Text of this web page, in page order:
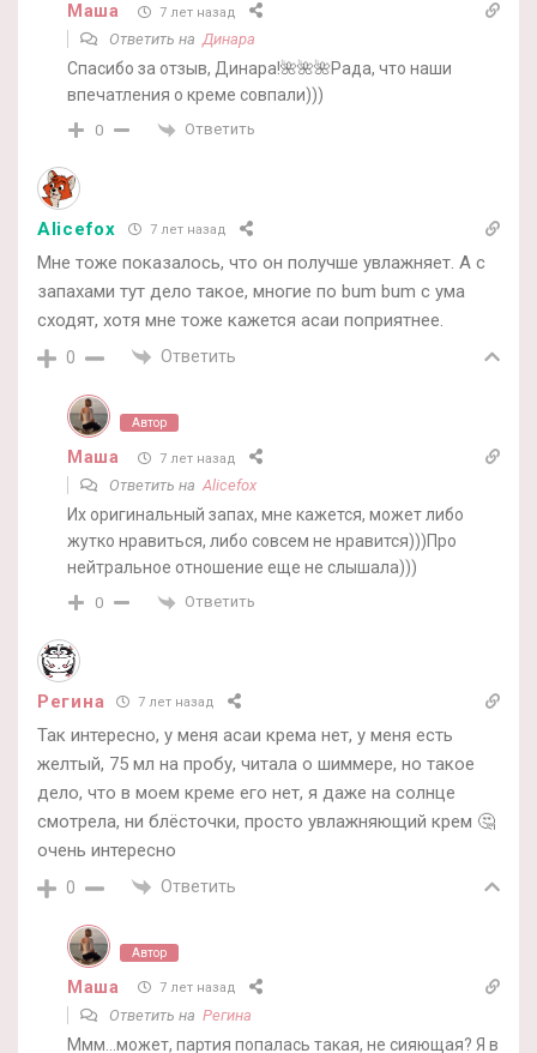
Маша 7 лет назад
Ответить наДинара
Спасибо за отзыв, Динара!🌺🌺🌺Рада, что наши
впечатления о креме совпали)))
0 Ответить
Alicefox 7 лет назад
Мне тоже показалось, что он получше увлажняет. А с
запахами тут дело такое, многие по bum bum с ума
сходят, хотя мне тоже кажется асаи поприятнее.
0 Ответить
Автор
Маша 7 лет назад
Ответить наAlicefox
Их оригинальный запах, мне кажется, может либо
жутко нравиться, либо совсем не нравится)))Про
нейтральное отношение еще не слышала)))
0 Ответить
Регина 7 лет назад
Так интересно, у меня асаи крема нет, у меня есть
желтый, 75 мл на пробу, читала о шиммере, но такое
дело, что в моем креме его нет, я даже на солнце
смотрела, ни блёсточки, просто увлажняющий крем 🤔
очень интересно
0 Ответить
Автор
Маша 7 лет назад
Ответить на Регина
Ммм…может, партия попалась такая, не сияющая? Я в